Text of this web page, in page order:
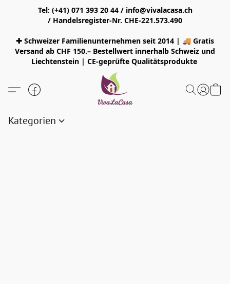
Tel: (+41) 071 393 20 44 / info@vivalacasa.ch
/ Handelsregister-Nr. CHE-221.573.490
✚ Schweizer Familienunternehmen seit 2014 | 🚚 Gratis
Versand ab CHF 150.– Bestellwert innerhalb Schweiz und
Liechtenstein | CE-geprüfte Qualitätsprodukte
Kategorien